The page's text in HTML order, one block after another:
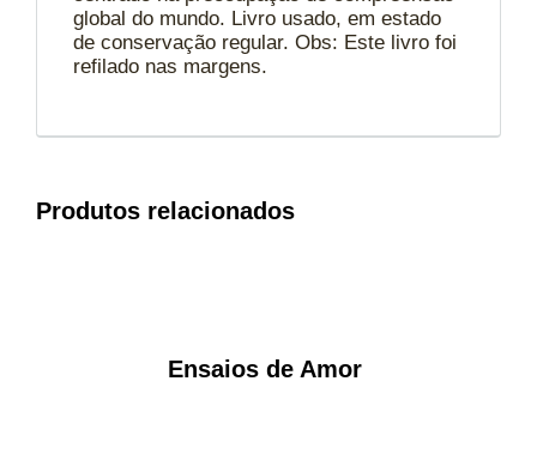
global do mundo. Livro usado, em estado
de conservação regular. Obs: Este livro foi
refilado nas margens.
Produtos relacionados
Ensaios de Amor